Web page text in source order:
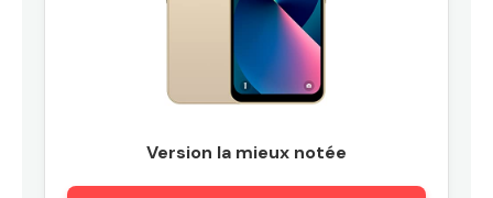
Version la mieux notée